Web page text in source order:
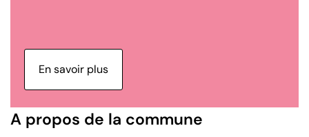
En savoir plus
A propos de la commune